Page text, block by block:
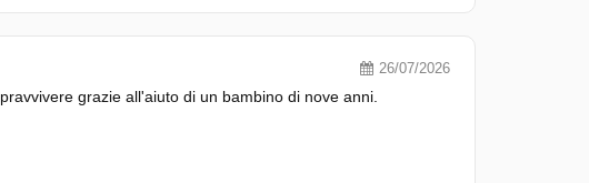
26/07/2026
grazie all'aiuto di un bambino di nove anni.